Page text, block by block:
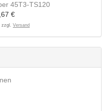
45T3-TS120
€
zzgl. Versand